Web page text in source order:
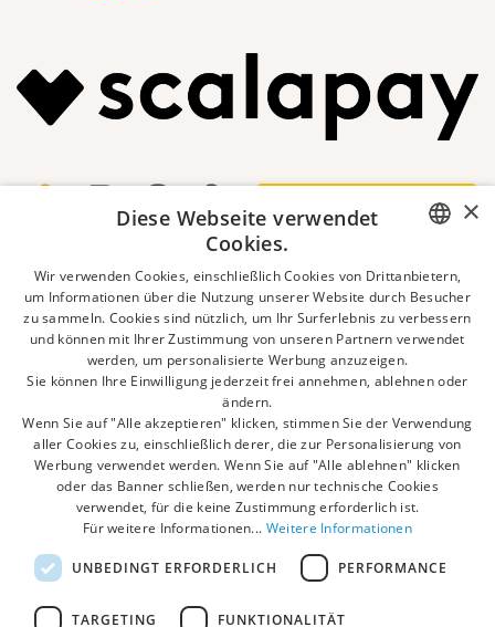
ITALIAN
ENGLISH
FRENCH
POLISH
×
Diese Webseite verwendet
Cookies.
Wir verwenden Cookies, einschließlich Cookies von Drittanbietern,
um Informationen über die Nutzung unserer Website durch Besucher
zu sammeln. Cookies sind nützlich, um Ihr Surferlebnis zu verbessern
und können mit Ihrer Zustimmung von unseren Partnern verwendet
werden, um personalisierte Werbung anzuzeigen.
Sie können Ihre Einwilligung jederzeit frei annehmen, ablehnen oder
ändern.
Wenn Sie auf "Alle akzeptieren" klicken, stimmen Sie der Verwendung
aller Cookies zu, einschließlich derer, die zur Personalisierung von
Werbung verwendet werden. Wenn Sie auf "Alle ablehnen" klicken
oder das Banner schließen, werden nur technische Cookies
verwendet, für die keine Zustimmung erforderlich ist.
Für weitere Informationen... Weitere Informationen
UNBEDINGT ERFORDERLICH PERFORMANCE
TARGETING FUNKTIONALITÄT